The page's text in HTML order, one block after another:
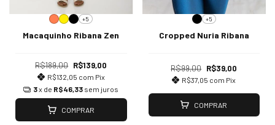
+5
Macaquinho Ribana Zen
R$189,00 R$139,00
R$132,05 com Pix
3x de R$46,33 sem juros
COMPRAR
+5
Cropped Nuria Ribana
R$99,00 R$39,00
R$37,05 com Pix
COMPRAR